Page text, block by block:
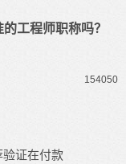
工程师职称吗？
154050
证在付款